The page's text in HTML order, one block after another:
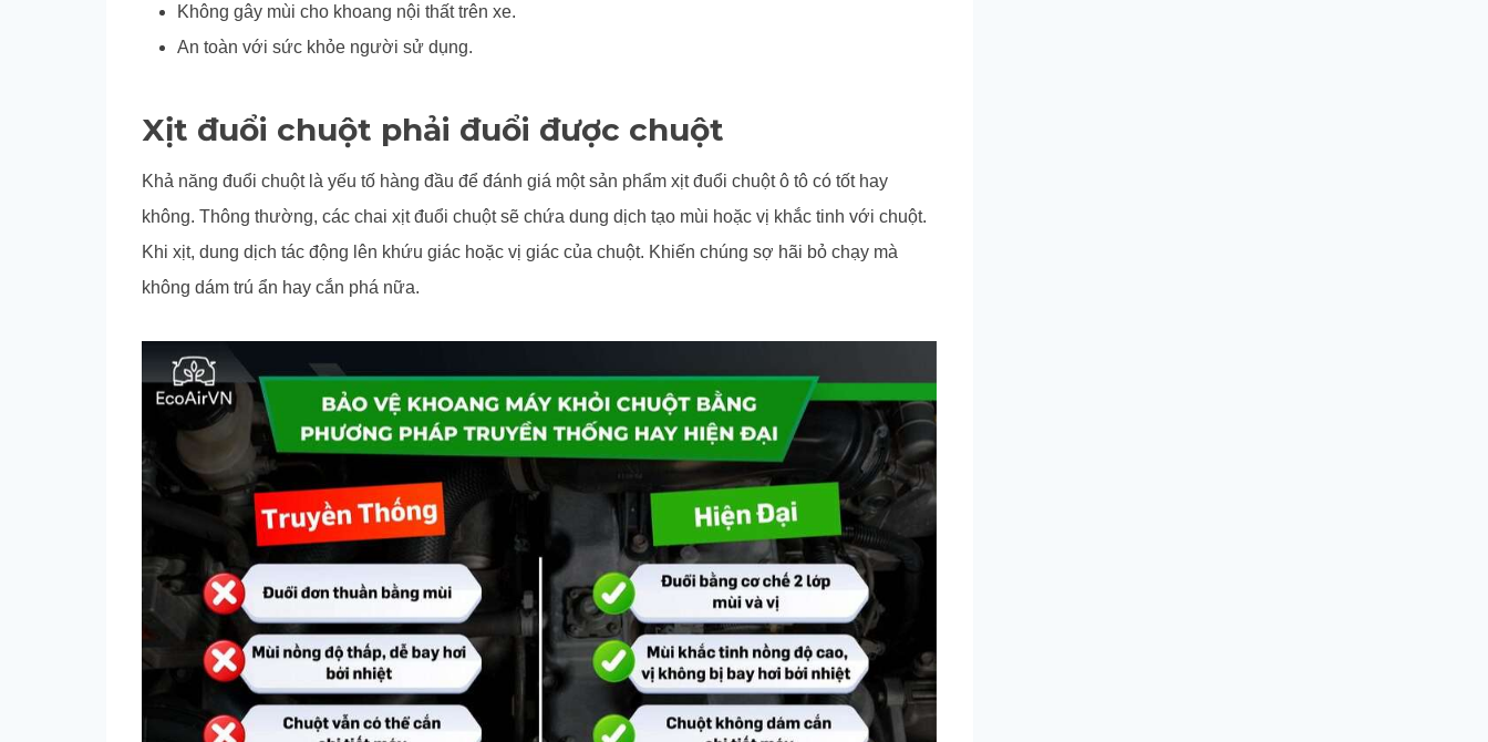
Không gây mùi cho khoang nội thất trên xe.
An toàn với sức khỏe người sử dụng.
Xịt đuổi chuột phải đuổi được chuột
Khả năng đuổi chuột là yếu tố hàng đầu để đánh giá một sản phẩm xịt đuổi chuột ô tô có tốt hay
không. Thông thường, các chai xịt đuổi chuột sẽ chứa dung dịch tạo mùi hoặc vị khắc tinh với chuột.
Khi xịt, dung dịch tác động lên khứu giác hoặc vị giác của chuột. Khiến chúng sợ hãi bỏ chạy mà
không dám trú ẩn hay cắn phá nữa.